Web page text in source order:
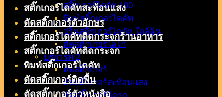
สติ๊กเกอร์ไดคัท 100
พิมพ์สติ๊กเกอร์ไดคัท
ปริ้นสติ๊กเกอร์ไดคัท ใกล้ฉัน
ตัดสติ๊กเกอร์โลโก้
บริการที่ 2
ตัดสติ๊กเกอร์
ตัดสติ๊กเกอร์สะท้อนแสง
สติ๊กเกอร์ไดคัทสะท้อนแสง
ตัดสติ๊กเกอร์ตัวอักษร
สติ๊กเกอร์ไดคัทติดกระจกร้านอาหาร
สติ๊กเกอร์ไดคัทติดกระจก
พิมพ์สติ๊กเกอร์ไดคัท
ตัดสติ๊กเกอร์ติดพื้น
ตัดสติ๊กเกอร์ตัวหนังสือ